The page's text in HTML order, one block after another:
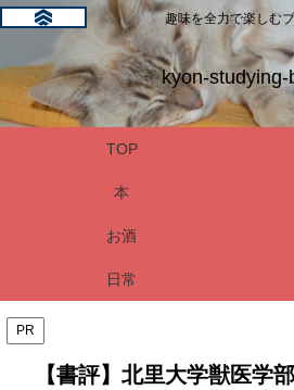
趣味を全力で楽しむ
kyon-studying-
TOP
本
お酒
日常
PR
【書評】北里大学獣医学